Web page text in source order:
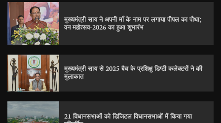
मुख्यमंत्री साय ने अपनी माँ के नाम पर लगाया पीपल का पौधा;
वन महोत्सव-2026 का हुआ शुभारंभ
मुख्यमंत्री साय से 2025 बैच के प्रशिक्षु डिप्टी कलेक्टरों ने की
मुलाकात
21 विधानसभाओं को डिजिटल विधानसभाओं में किया गया